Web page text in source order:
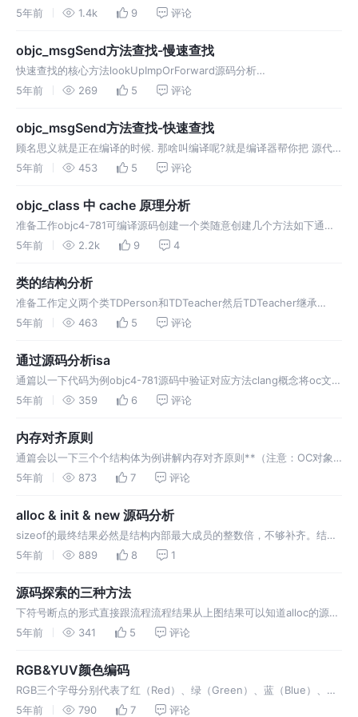
TDPerson里面有一个没有实现的实例方法sayNB和一个没有实现的类
5年前 1.4k 9 评论
objc_msgSend方法查找-慢速查找
快速查找的核心方法lookUpImpOrForward源码分析
__objc_msgSend_uncached通过
5年前 269 5 评论
objc_msgSend方法查找-快速查找
顾名思义就是正在编译的时候. 那啥叫编译呢?就是编译器帮你把 源代
码翻译成机器能识别的代码. (当然只是⼀般意义上这么说,实际上可能只
如检查你有没有粗⼼写错啥关键字了啊.有啥词法分析,语法分析之类的
过程. 就像…
5年前 453 5 评论
objc_class 中 cache 原理分析
准备工作objc4-781可编译源码创建一个类随意创建几个方法如下通过
源码探索cache所包含的内容sel:方法编号（其实就是方法名）imp:函
5年前 2.2k 9 4
类的结构分析
准备工作定义两个类TDPerson和TDTeacher然后TDTeacher继承
TDPerson，这两个类里面的内容分别是TDPerson：TDTeacher:先看
5年前 463 5 评论
通过源码分析isa
通篇以一下代码为例objc4-781源码中验证对应方法clang概念将oc文件
编译成c++文件的编译指令clang-rewrite-objcmain.m-
5年前 359 6 评论
内存对齐原则
通篇会以一下三个个结构体为例讲解内存对齐原则**（注意：OC对象
的对齐原则是16字节对齐）**每个结构体的成员，第一个成员都位于偏
5年前 873 7 评论
alloc & init & new 源码分析
sizeof的最终结果必然是结构内部最大成员的整数倍，不够补齐。结构
内部最大成员包含子成员结构体内部的成员，如下例子： 结构内部各个
min[n,结构内部最大成员] 的整数倍，不够补齐。 结构内部各个成员的
首…
5年前 889 8 1
源码探索的三种方法
下符号断点的形式直接跟流程流程结果从上图结果可以知道alloc的源码
就在libobjc.A.dylib库中，此时就需要去Apple相应的开源网址下载objc
5年前 341 5 评论
RGB&YUV颜色编码
RGB三个字母分别代表了红（Red）、绿（Green）、蓝（Blue）、三
种颜色，这三种颜色被称为三原色，通过将这三个颜色以不同的比例相
5年前 790 7 评论